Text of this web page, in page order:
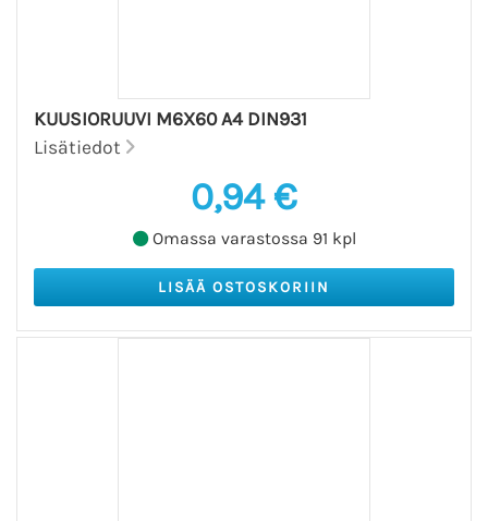
KUUSIORUUVI M6X60 A4 DIN931
Lisätiedot
0,94 €
Omassa varastossa 91 kpl